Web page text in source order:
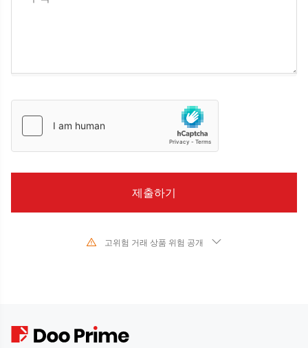
고위험 거래 상품 위험 공개
인 전문가의 조언을 구해야 합니다.